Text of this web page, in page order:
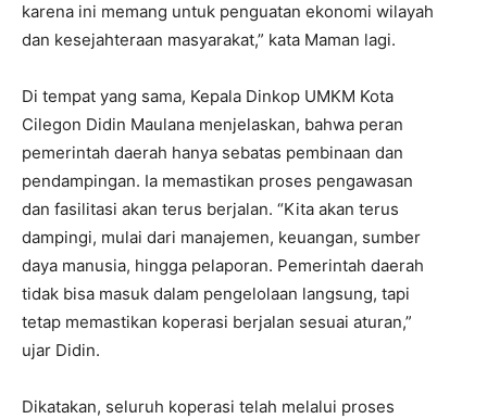
karena ini memang untuk penguatan ekonomi wilayah
dan kesejahteraan masyarakat,” kata Maman lagi.
Di tempat yang sama, Kepala Dinkop UMKM Kota
Cilegon Didin Maulana menjelaskan, bahwa peran
pemerintah daerah hanya sebatas pembinaan dan
pendampingan. Ia memastikan proses pengawasan
dan fasilitasi akan terus berjalan. “Kita akan terus
dampingi, mulai dari manajemen, keuangan, sumber
daya manusia, hingga pelaporan. Pemerintah daerah
tidak bisa masuk dalam pengelolaan langsung, tapi
tetap memastikan koperasi berjalan sesuai aturan,”
ujar Didin.
Dikatakan, seluruh koperasi telah melalui proses